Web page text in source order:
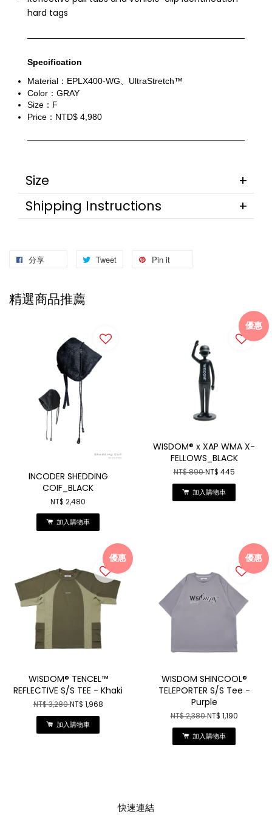
hard tags
Specification
Material：EPLX400-WG、UltraStretch™
Color：GRAY
Size：F
Price：NTD$ 4,980
Size
Shipping Instructions
分享 Tweet Pin it
精選商品推薦
INCODER SHEDDING
COIF_BLACK
NT$ 2,480
加入購物車
優惠
WISDOM® x XAP WMA X-
FELLOWS_BLACK
NT$ 890NT$ 445
加入購物車
優惠
WISDOM® TENCEL™
REFLECTIVE S/S TEE - Khaki
NT$ 3,280NT$ 1,968
加入購物車
優惠
WISDOM SHINCOOL®
TELEPORTER S/S Tee -
Purple
NT$ 2,380NT$ 1,190
加入購物車
快速連結